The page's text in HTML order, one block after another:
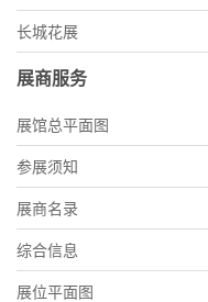
长城花展
展商服务
展馆总平面图
参展须知
展商名录
综合信息
展位平面图